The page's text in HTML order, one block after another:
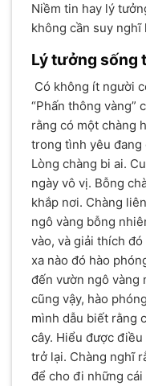
Niềm tin hay lý
không cần suy nghĩ
Lý tưởng sống
Có không ít người
“Phấn thông vàng”
rằng có một chàng
trong tình yêu
Lòng chàng bi ai.
ngày vô vị. Bỗng
khắp nơi. Chàng
ngô vàng bỗng
vào, và giải thích
xa nào đó hào
đến vườn ngô vàng
cũng vậy, hào
mình dẫu biết rằng
cây. Hiểu được
trở lại. Chàng nghĩ
để cho đi những cái